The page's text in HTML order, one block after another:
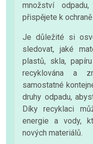
množství
přispějete k
Je důležité si
sledovat, jaké
plastů, skla,
recyklována a
samostatné
druhy odpadu,
Díky recyklaci
energie a vody,
nových materiálů.